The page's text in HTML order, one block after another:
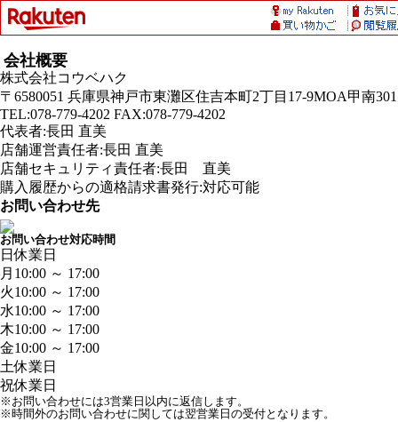
会社概要
株式会社コウベハク
〒6580051 兵庫県神戸市東灘区住吉本町2丁目17-9MOA甲南301
TEL:078-779-4202 FAX:078-779-4202
代表者:長田 直美
店舗運営責任者:長田 直美
店舗セキュリティ責任者:長田 直美
購入履歴からの適格請求書発行:対応可能
お問い合わせ先
お問い合わせ対応時間
日休業日
月 10:00 ～ 17:00
火10:00 ～ 17:00
水10:00 ～ 17:00
木10:00 ～ 17:00
金10:00 ～ 17:00
土休業日
祝休業日
※お問い合わせには3営業日以内に返信します。
※時間外のお問い合わせに関しては翌営業日の受付となります。